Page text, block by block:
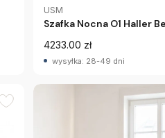
USM
Szafka Nocna O1 Haller
4233.00 zł
wysyłka: 28-49 dni